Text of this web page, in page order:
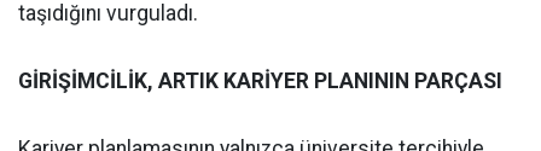
taşıdığını vurguladı.
GİRİŞİMCİLİK, ARTIK KARİYER PLANININ PARÇASI